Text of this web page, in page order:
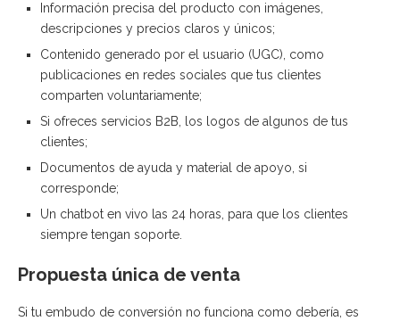
Información precisa del producto con imágenes,
descripciones y precios claros y únicos;
Contenido generado por el usuario (UGC), como
publicaciones en redes sociales que tus clientes
comparten voluntariamente;
Si ofreces servicios B2B, los logos de algunos de tus
clientes;
Documentos de ayuda y material de apoyo, si
corresponde;
Un chatbot en vivo las 24 horas, para que los clientes
siempre tengan soporte.
Propuesta única de venta
Si tu embudo de conversión no funciona como debería, es